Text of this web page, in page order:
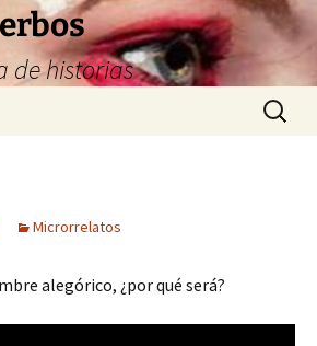
de historias
Buscar:
Microrrelatos
alegórico, ¿por qué será?